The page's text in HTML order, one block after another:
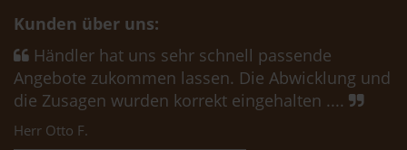
Kunden über uns:
Händler hat uns sehr schnell passende
Angebote zukommen lassen. Die Abwicklung und
die Zusagen wurden korrekt eingehalten ....
Herr Otto F.